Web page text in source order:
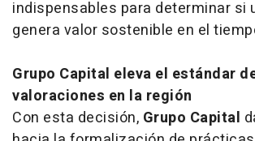
indispensables para determinar si
genera valor sostenible en el
Grupo Capital eleva el estándar
valoraciones en la región
Con esta decisión, Grupo Capital